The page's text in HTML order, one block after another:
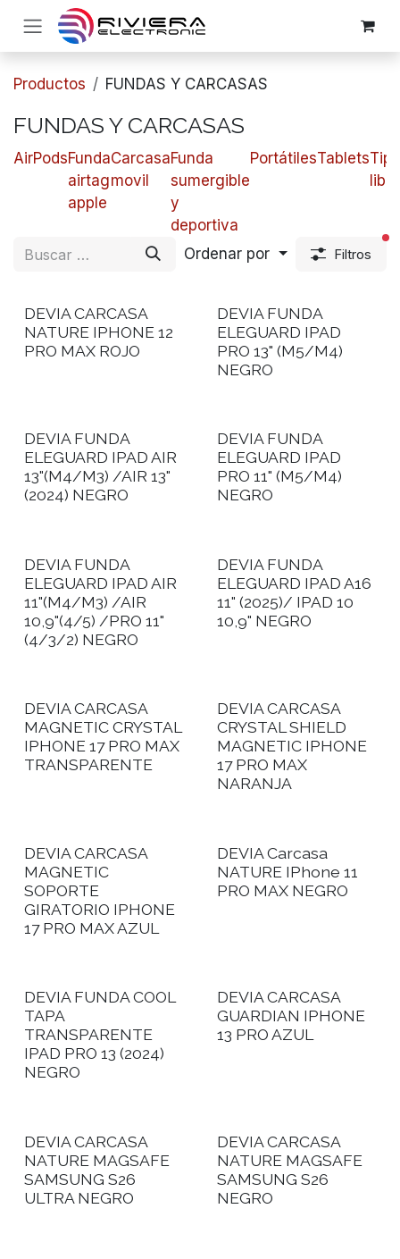
Ir al contenido
Productos FUNDAS Y CARCASAS
FUNDAS Y CARCASAS
AirPodsFunda
airtag
apple
​​Carcasa
movil
​​Funda
sumergible
y
deportiva
PortátilesTabletsTipo
libro
Ordenar por Filtros
DEVIA CARCASA
NATURE IPHONE 12
PRO MAX ROJO
DEVIA FUNDA
ELEGUARD IPAD
PRO 13" (M5/M4)
NEGRO
DEVIA FUNDA
ELEGUARD IPAD AIR
13"(M4/M3) /AIR 13"
(2024) NEGRO
DEVIA FUNDA
ELEGUARD IPAD
PRO 11" (M5/M4)
NEGRO
DEVIA FUNDA
ELEGUARD IPAD AIR
11"(M4/M3) /AIR
10,9"(4/5) /PRO 11"
(4/3/2) NEGRO
DEVIA FUNDA
ELEGUARD IPAD A16
11" (2025)/ IPAD 10
10,9" NEGRO
DEVIA CARCASA
MAGNETIC CRYSTAL
IPHONE 17 PRO MAX
TRANSPARENTE
DEVIA CARCASA
CRYSTAL SHIELD
MAGNETIC IPHONE
17 PRO MAX
NARANJA
DEVIA CARCASA
MAGNETIC
SOPORTE
GIRATORIO IPHONE
17 PRO MAX AZUL
DEVIA Carcasa
NATURE IPhone 11
PRO MAX NEGRO
DEVIA FUNDA COOL
TAPA
TRANSPARENTE
IPAD PRO 13 (2024)
NEGRO
DEVIA CARCASA
GUARDIAN IPHONE
13 PRO AZUL
DEVIA CARCASA
NATURE MAGSAFE
SAMSUNG S26
ULTRA NEGRO
DEVIA CARCASA
NATURE MAGSAFE
SAMSUNG S26
NEGRO